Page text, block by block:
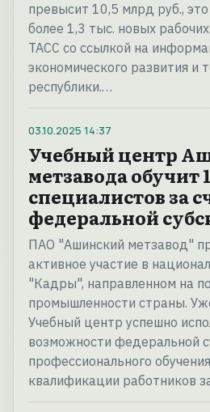
превысит 10,5 млрд руб.,
более 1,3 тыс. новых
ТАСС со ссылкой на
экономического развития и
республики.…
03.10.2025 14:37
Учебный центр
метзавода обучит
специалистов за
федеральной
ПАО "Ашинский метзавод"
активное участие в
"Кадры", направленном на
промышленности страны.
Учебный центр успешно
возможности федеральной
профессионального
квалификации работников